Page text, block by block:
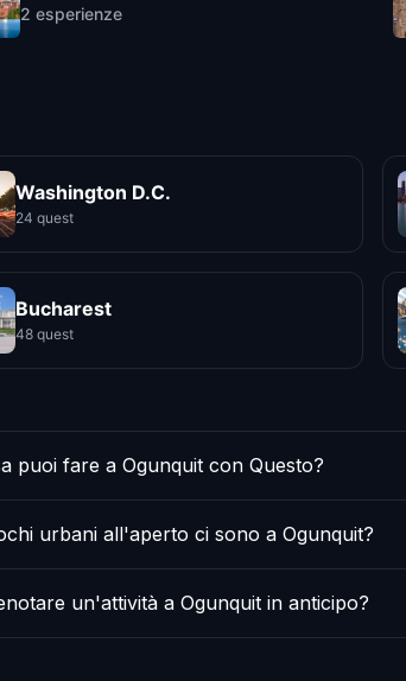
2 esperienze
Washington D.C.
24 quest
Bucharest
48 quest
puoi fare a Ogunquit con Questo?
urbani all'aperto ci sono a Ogunquit?
un'attività a Ogunquit in anticipo?